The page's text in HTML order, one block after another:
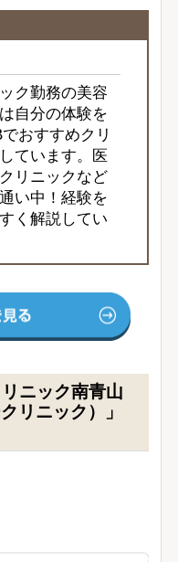
ク勤務の美容
自分の体験を
おすすめクリ
ています。医
リニックなど
い中！経験を
く解説してい
ニック南青山
リニック）」